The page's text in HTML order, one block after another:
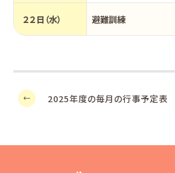
２２日（水） 避難訓練
2025年度の毎月の行事予定表